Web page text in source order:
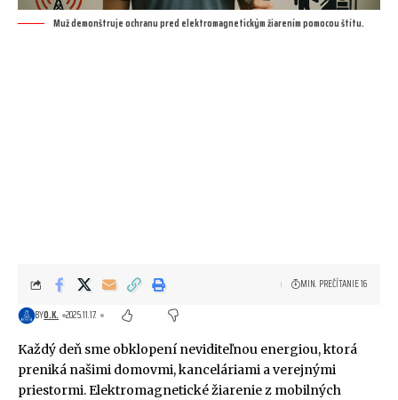
Muž demonštruje ochranu pred elektromagnetickým žiarením pomocou štítu.
BYO.K. 2025.11.17.
MIN. PREČÍTANIE 16
Každý deň sme obklopení neviditeľnou energiou, ktorá
preniká našimi domovmi, kanceláriami a verejnými
priestormi. Elektromagnetické žiarenie z mobilných